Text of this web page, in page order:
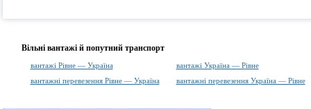
Вільні вантажі й попутний транспорт
вантажі Рівне — Україна
вантажі Україна — Рівне
вантажні перевезення Рівне — Україна
вантажні перевезення Україна — Рівне